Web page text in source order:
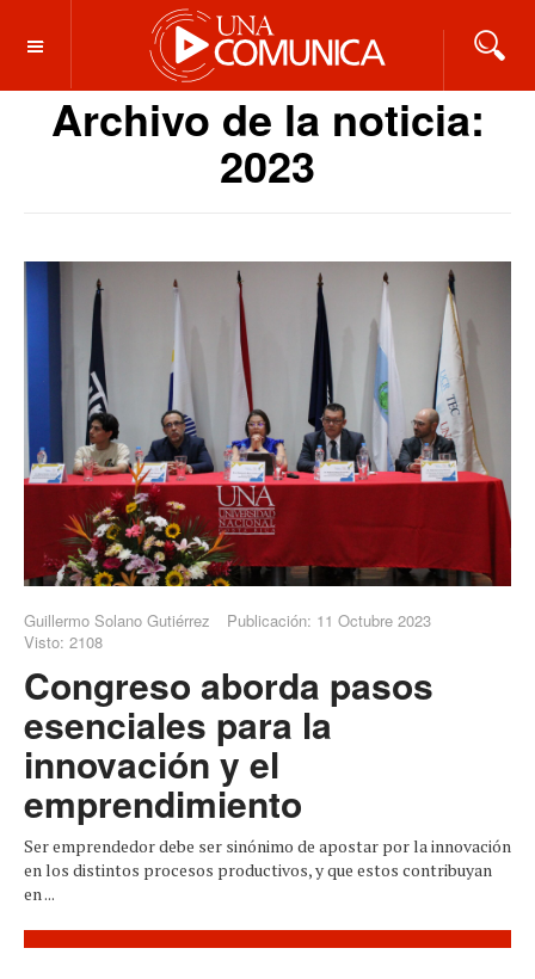
OFF CANVAS
Archivo de la noticia:
2023
Guillermo Solano Gutiérrez
Publicación: 11 Octubre 2023
Visto: 2108
Congreso aborda pasos
esenciales para la
innovación y el
emprendimiento
Ser emprendedor debe ser sinónimo de apostar por la innovación
en los distintos procesos productivos, y que estos contribuyan
en ...